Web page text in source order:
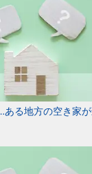
る地方の空き家